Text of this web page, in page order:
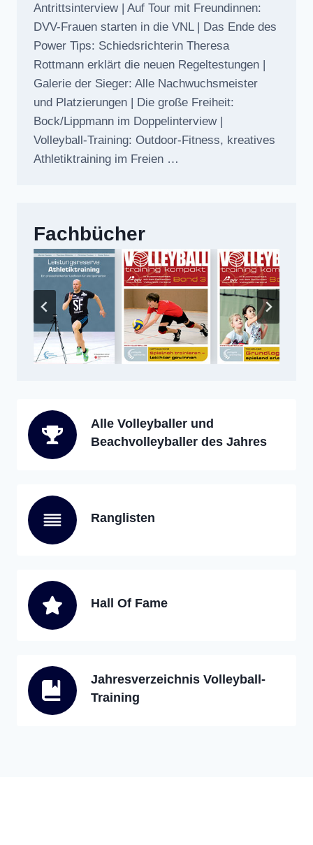
Antrittsinterview | Auf Tour mit Freundinnen:
DVV-Frauen starten in die VNL | Das Ende des
Power Tips: Schiedsrichterin Theresa
Rottmann erklärt die neuen Regeltestungen |
Galerie der Sieger: Alle Nachwuchsmeister
und Platzierungen | Die große Freiheit:
Bock/Lippmann im Doppelinterview |
Volleyball-Training: Outdoor-Fitness, kreatives
Athletiktraining im Freien …
Fachbücher
Alle Volleyballer und
Beachvolleyballer des Jahres
Ranglisten
Hall Of Fame
Jahresverzeichnis Volleyball-
Training